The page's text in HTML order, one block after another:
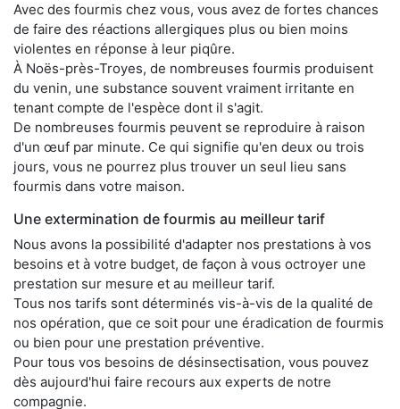
Avec des fourmis chez vous, vous avez de fortes chances
de faire des réactions allergiques plus ou bien moins
violentes en réponse à leur piqûre.
À Noës-près-Troyes, de nombreuses fourmis produisent
du venin, une substance souvent vraiment irritante en
tenant compte de l'espèce dont il s'agit.
De nombreuses fourmis peuvent se reproduire à raison
d'un œuf par minute. Ce qui signifie qu'en deux ou trois
jours, vous ne pourrez plus trouver un seul lieu sans
fourmis dans votre maison.
Une extermination de fourmis au meilleur tarif
Nous avons la possibilité d'adapter nos prestations à vos
besoins et à votre budget, de façon à vous octroyer une
prestation sur mesure et au meilleur tarif.
Tous nos tarifs sont déterminés vis-à-vis de la qualité de
nos opération, que ce soit pour une éradication de fourmis
ou bien pour une prestation préventive.
Pour tous vos besoins de désinsectisation, vous pouvez
dès aujourd'hui faire recours aux experts de notre
compagnie.